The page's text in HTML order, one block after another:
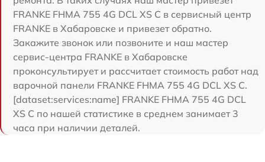
FRANKE FHMA 755 4G DCL XS C в сервисный центр
FRANKE в Хабаровске и привезет обратно.
Закажите звонок или позвоните и наш мастер
сервис-центра FRANKE в Хабаровске
проконсультирует и рассчитает стоимость работ над
варочной панели FRANKE FHMA 755 4G DCL XS C.
[dataset:services:name] FRANKE FHMA 755 4G DCL
XS C по нашей статистике в среднем занимает 3
часа при наличии деталей.